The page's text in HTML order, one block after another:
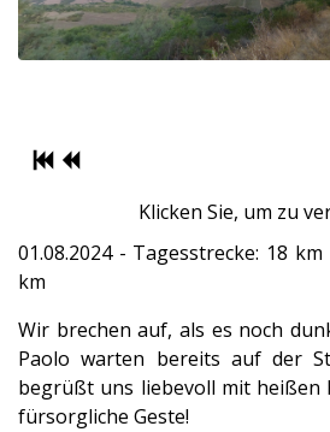
Klicken Sie, um zu
01.08.2024 - Tagesstrecke: 18
km
Wir brechen auf, als es noch
Paolo warten bereits auf der
begrüßt uns liebevoll mit heißen
fürsorgliche Geste!